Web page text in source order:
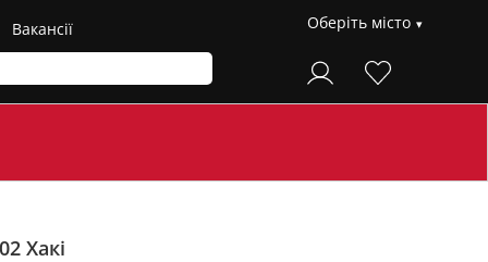
Вакансії Оберіть місто
Хакі